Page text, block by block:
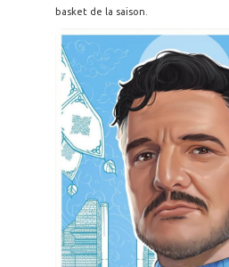
basket de la saison.